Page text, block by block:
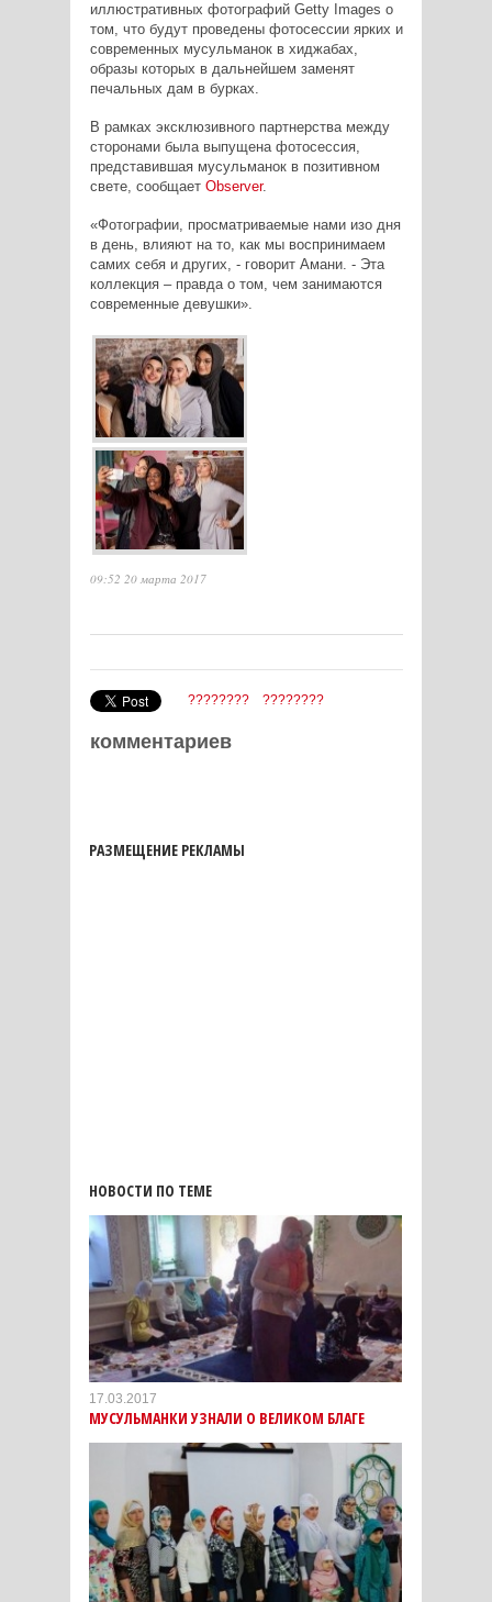
иллюстративных фотографий Getty Images о
том, что будут проведены фотосессии ярких и
современных мусульманок в хиджабах,
образы которых в дальнейшем заменят
печальных дам в бурках.
В рамках эксклюзивного партнерства между
сторонами была выпущена фотосессия,
представившая мусульманок в позитивном
свете, сообщает Observer.
«Фотографии, просматриваемые нами изо дня
в день, влияют на то, как мы воспринимаем
самих себя и других, - говорит Амани. - Эта
коллекция – правда о том, чем занимаются
современные девушки».
09:52 20 марта 2017
???????? ????????
комментариев
РАЗМЕЩЕНИЕ РЕКЛАМЫ
НОВОСТИ ПО ТЕМЕ
17.03.2017
МУСУЛЬМАНКИ УЗНАЛИ О ВЕЛИКОМ БЛАГЕ